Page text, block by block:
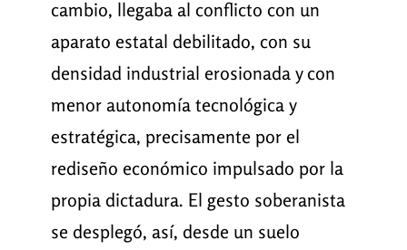
cambio, llegaba al conflicto con un
aparato estatal debilitado, con su
densidad industrial erosionada y con
menor autonomía tecnológica y
estratégica, precisamente por el
rediseño económico impulsado por la
propia dictadura. El gesto soberanista
se desplegó, así, desde un suelo